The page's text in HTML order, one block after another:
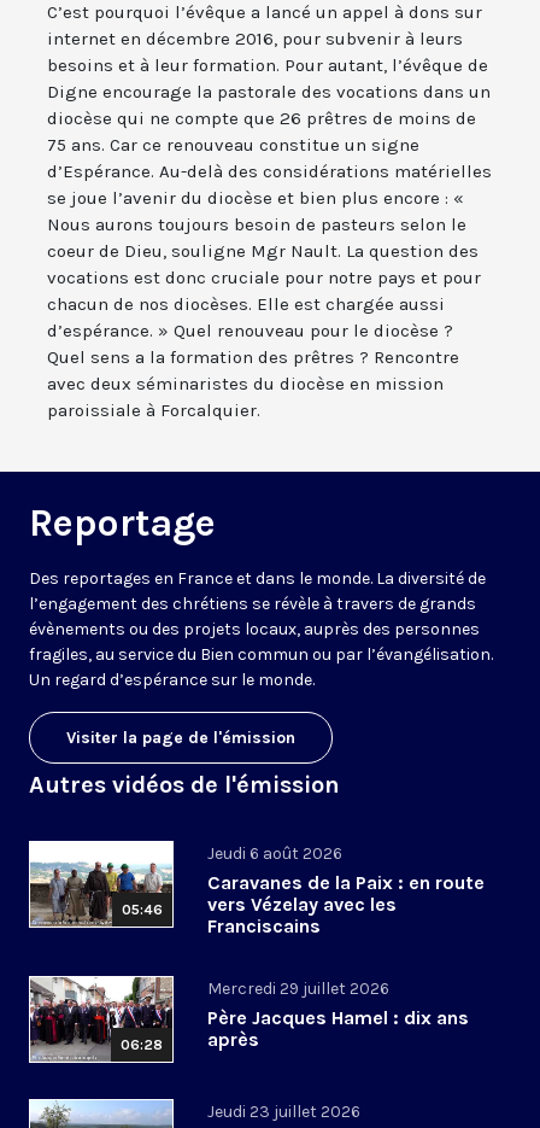
C’est pourquoi l’évêque a lancé un appel à dons sur
internet en décembre 2016, pour subvenir à leurs
besoins et à leur formation. Pour autant, l’évêque de
Digne encourage la pastorale des vocations dans un
diocèse qui ne compte que 26 prêtres de moins de
75 ans. Car ce renouveau constitue un signe
d’Espérance. Au-delà des considérations matérielles
se joue l’avenir du diocèse et bien plus encore : «
Nous aurons toujours besoin de pasteurs selon le
coeur de Dieu, souligne Mgr Nault. La question des
vocations est donc cruciale pour notre pays et pour
chacun de nos diocèses. Elle est chargée aussi
d’espérance. » Quel renouveau pour le diocèse ?
Quel sens a la formation des prêtres ? Rencontre
avec deux séminaristes du diocèse en mission
paroissiale à Forcalquier.
Reportage
Des reportages en France et dans le monde. La diversité de
l’engagement des chrétiens se révèle à travers de grands
évènements ou des projets locaux, auprès des personnes
fragiles, au service du Bien commun ou par l’évangélisation.
Un regard d’espérance sur le monde.
Visiter la page de l'émission
Autres vidéos de l'émission
05:46
Jeudi 6 août 2026
Caravanes de la Paix : en route
vers Vézelay avec les
Franciscains
06:28
Mercredi 29 juillet 2026
Père Jacques Hamel : dix ans
après
Jeudi 23 juillet 2026